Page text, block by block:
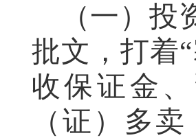
（一）
批文，打着
收保证金
（证）多